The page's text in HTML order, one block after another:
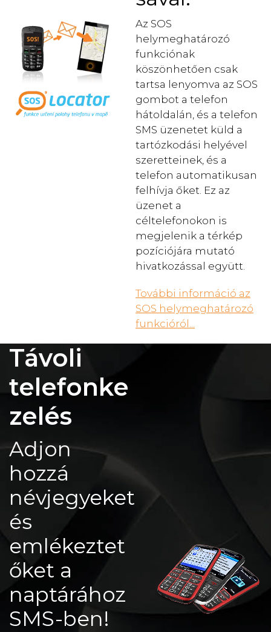
Az SOS
helymeghatározó
funkciónak
köszönhetően csak
tartsa lenyomva az SOS
gombot a telefon
hátoldalán, és a telefon
SMS üzenetet küld a
tartózkodási helyével
szeretteinek, és a
telefon automatikusan
felhívja őket. Ez az
üzenet a
céltelefonokon is
megjelenik a térkép
pozíciójára mutató
hivatkozással együtt.
További információ az
SOS helymeghatározó
funkcióról...
Távoli
telefonke
zelés
Adjon
hozzá
névjegyeket
és
emlékeztet
őket a
naptárához
SMS-ben!